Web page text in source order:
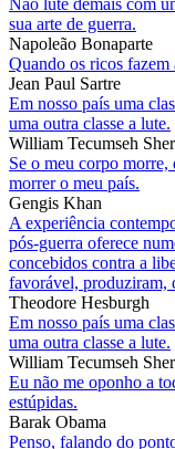
Não lute demais com
sua arte de guerra.
Napoleão Bonaparte
Quando os ricos fazem
Jean Paul Sartre
Em nosso país uma
uma outra classe a lute.
William Tecumseh
Se o meu corpo
morrer o meu país.
Gengis Khan
A experiência
pós-guerra oferece
concebidos contra a
favorável, produziram,
Theodore Hesburgh
Em nosso país uma
uma outra classe a lute.
William Tecumseh
Eu não me oponho a
estúpidas.
Barak Obama
Penso, falando do